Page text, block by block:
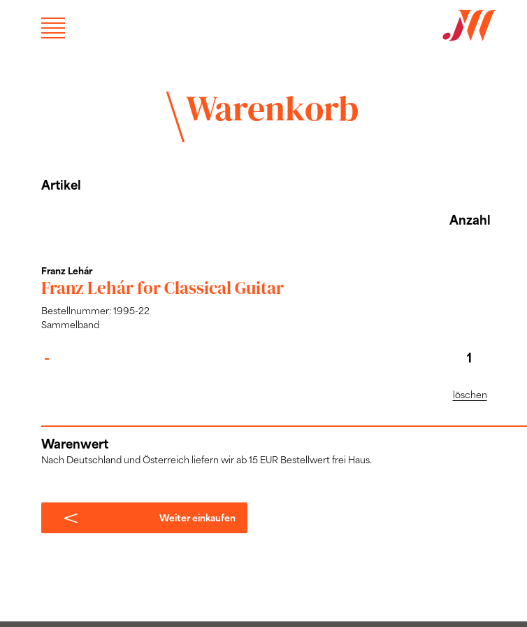
Warenkorb
Artikel
Anzahl
Franz Lehár
Franz Lehár for Classical Guitar
Bestellnummer: 1995-22
Sammelband
–
löschen
Warenwert
Nach Deutschland und Österreich liefern wir ab 15 EUR Bestellwert frei Haus.
Weiter einkaufen